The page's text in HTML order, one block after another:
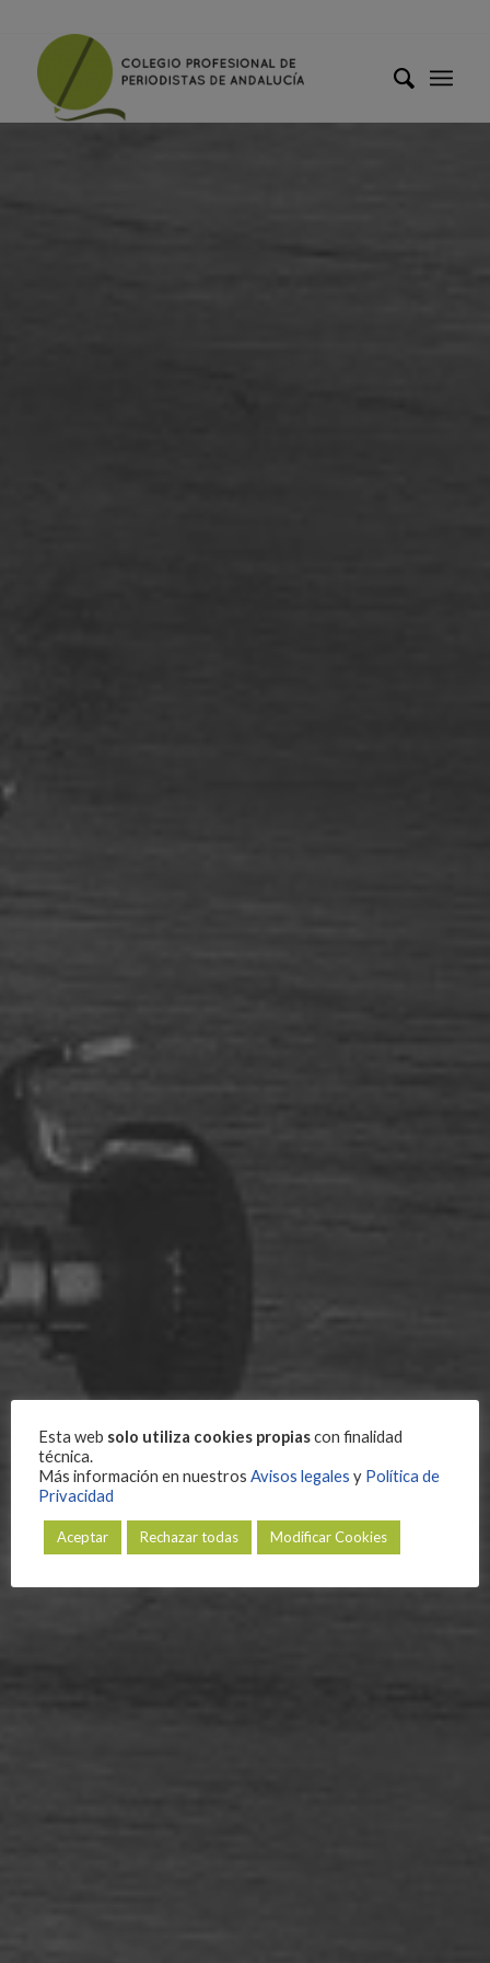
Esta web solo utiliza cookies propiascon finalidad
técnica.
Más información en nuestros Avisos legales y Política de
Privacidad
Aceptar Rechazar todas Modificar Cookies